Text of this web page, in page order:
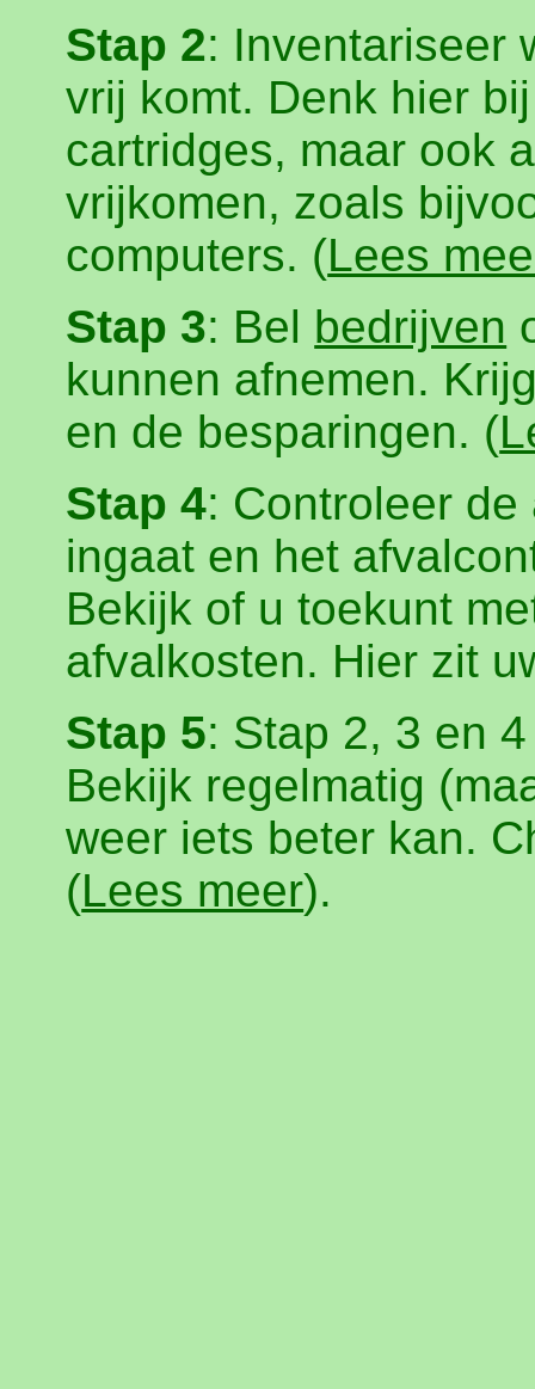
Stap 2: Inventariseer
vrij komt. Denk hier
cartridges, maar ook
vrijkomen, zoals
computers. (Lees
Stap 3: Bel bedrijven
kunnen afnemen.
en de besparingen. (
Stap 4: Controleer
ingaat en het
Bekijk of u toekunt
afvalkosten. Hier zit
Stap 5: Stap 2, 3 en
Bekijk regelmatig
weer iets beter kan.
(Lees meer).